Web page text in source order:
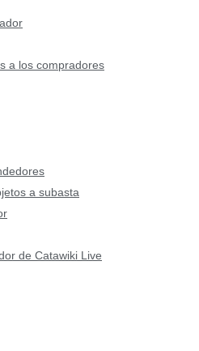
a los compradores
a subasta
de Catawiki Live